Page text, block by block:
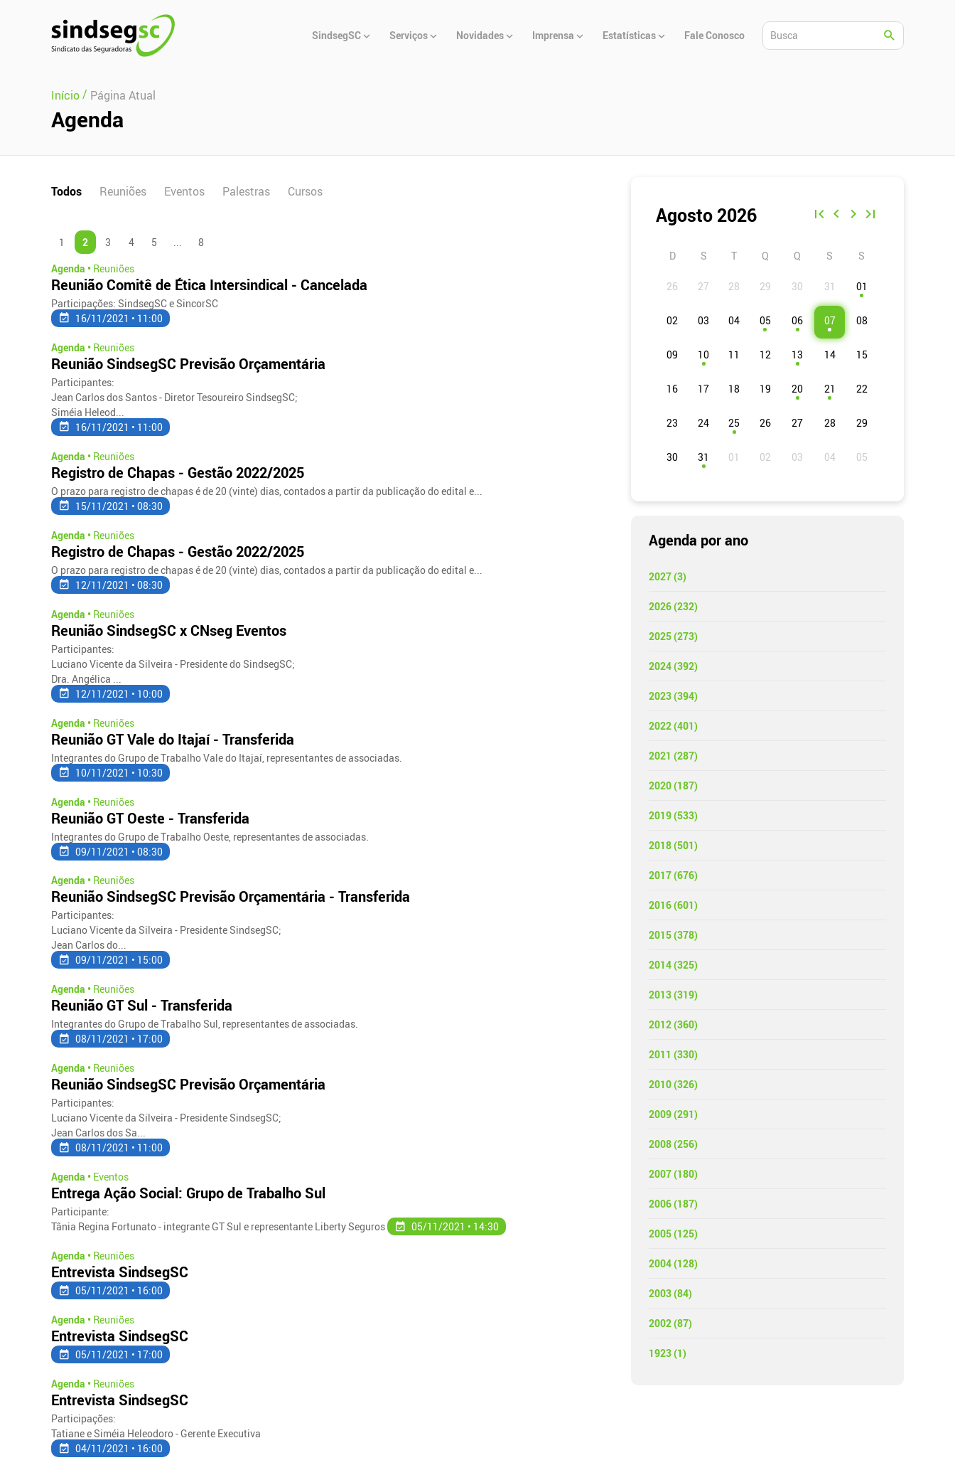
Principal
SindsegSC Serviços Novidades Imprensa Estatísticas Fale Conosco
Início/ Página Atual
Agenda
Agosto 2026
D S T Q Q S S
01
02 03 04 05 06 07 08
09 10 11 12 13 14 15
16 17 18 19 20 21 22
23 24 25 26 27 28 29
30 31
Agenda por ano
2027 (3)
2026 (232)
2025 (273)
2024 (392)
2023 (394)
2022 (401)
2021 (287)
2020 (187)
2019 (533)
2018 (501)
2017 (676)
2016 (601)
2015 (378)
2014 (325)
2013 (319)
2012 (360)
2011 (330)
2010 (326)
2009 (291)
2008 (256)
2007 (180)
2006 (187)
2005 (125)
2004 (128)
2003 (84)
2002 (87)
1923 (1)
Todos Reuniões Eventos Palestras Cursos
1 2 3 4 5
8
Agenda • Reuniões
Reunião Comitê de Ética Intersindical - Cancelada
Participações: SindsegSC e SincorSC
16/11/2021 • 11:00
Agenda • Reuniões
Reunião SindsegSC Previsão Orçamentária
Participantes:
Jean Carlos dos Santos - Diretor Tesoureiro SindsegSC;
Siméia Heleod...
16/11/2021 • 11:00
Agenda • Reuniões
Registro de Chapas - Gestão 2022/2025
O prazo para registro de chapas é de 20 (vinte) dias, contados a partir da publicação do edital e...
15/11/2021 • 08:30
Agenda • Reuniões
Registro de Chapas - Gestão 2022/2025
O prazo para registro de chapas é de 20 (vinte) dias, contados a partir da publicação do edital e...
12/11/2021 • 08:30
Agenda • Reuniões
Reunião SindsegSC x CNseg Eventos
Participantes:
Luciano Vicente da Silveira - Presidente do SindsegSC;
Dra. Angélica ...
12/11/2021 • 10:00
Agenda • Reuniões
Reunião GT Vale do Itajaí - Transferida
Integrantes do Grupo de Trabalho Vale do Itajaí, representantes de associadas.
10/11/2021 • 10:30
Agenda • Reuniões
Reunião GT Oeste - Transferida
Integrantes do Grupo de Trabalho Oeste, representantes de associadas.
09/11/2021 • 08:30
Agenda • Reuniões
Reunião SindsegSC Previsão Orçamentária - Transferida
Participantes:
Luciano Vicente da Silveira - Presidente SindsegSC;
Jean Carlos do...
09/11/2021 • 15:00
Agenda • Reuniões
Reunião GT Sul - Transferida
Integrantes do Grupo de Trabalho Sul, representantes de associadas.
08/11/2021 • 17:00
Agenda • Reuniões
Reunião SindsegSC Previsão Orçamentária
Participantes:
Luciano Vicente da Silveira - Presidente SindsegSC;
Jean Carlos dos Sa...
08/11/2021 • 11:00
Agenda • Eventos
Entrega Ação Social: Grupo de Trabalho Sul
Participante:
Tânia Regina Fortunato - integrante GT Sul e representante Liberty Seguros
05/11/2021 • 14:30
Agenda • Reuniões
Entrevista SindsegSC
05/11/2021 • 16:00
Agenda • Reuniões
Entrevista SindsegSC
05/11/2021 • 17:00
Agenda • Reuniões
Entrevista SindsegSC
Participações:
Tatiane e Siméia Heleodoro - Gerente Executiva
04/11/2021 • 16:00